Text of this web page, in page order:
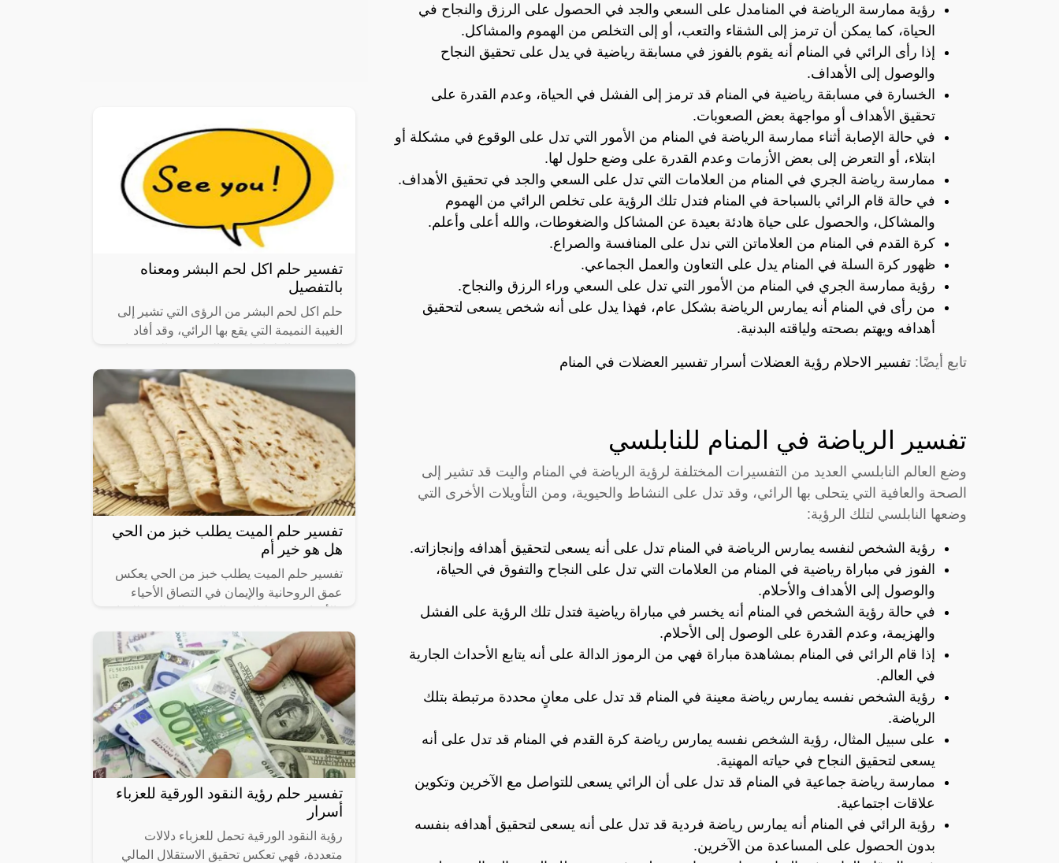
رؤية ممارسة الرياضة في المنامدل على السعي والجد في الحصول على الرزق والنجاح في
الحياة، كما يمكن أن ترمز إلى الشقاء والتعب، أو إلى التخلص من الهموم والمشاكل.
إذا رأى الرائي في المنام أنه يقوم بالفوز في مسابقة رياضية في يدل على تحقيق النجاح
والوصول إلى الأهداف.
الخسارة في مسابقة رياضية في المنام قد ترمز إلى الفشل في الحياة، وعدم القدرة على
تحقيق الأهداف أو مواجهة بعض الصعوبات.
في حالة الإصابة أثناء ممارسة الرياضة في المنام من الأمور التي تدل على الوقوع في مشكلة أو
ابتلاء، أو التعرض إلى بعض الأزمات وعدم القدرة على وضع حلول لها.
ممارسة رياضة الجري في المنام من العلامات التي تدل على السعي والجد في تحقيق الأهداف.
في حالة قام الرائي بالسباحة في المنام فتدل تلك الرؤية على تخلص الرائي من الهموم
والمشاكل، والحصول على حياة هادئة بعيدة عن المشاكل والضغوطات، والله أعلى وأعلم.
كرة القدم في المنام من العلاماتن التي ندل على المنافسة والصراع.
ظهور كرة السلة في المنام يدل على التعاون والعمل الجماعي.
رؤية ممارسة الجري في المنام من الأمور التي تدل على السعي وراء الرزق والنجاح.
من رأى في المنام أنه يمارس الرياضة بشكل عام، فهذا يدل على أنه شخص يسعى لتحقيق
أهدافه ويهتم بصحته ولياقته البدنية.
تابع أيضًا: تفسير الاحلام رؤية العضلات أسرار تفسير العضلات في المنام
تفسير الرياضة في المنام للنابلسي
وضع العالم النابلسي العديد من التفسيرات المختلفة لرؤية الرياضة في المنام واليت قد تشير إلى
الصحة والعافية التي يتحلى بها الرائي، وقد تدل على النشاط والحيوية، ومن التأويلات الأخرى التي
وضعها النابلسي لتلك الرؤية:
رؤية الشخص لنفسه يمارس الرياضة في المنام تدل على أنه يسعى لتحقيق أهدافه وإنجازاته.
الفوز في مباراة رياضية في المنام من العلامات التي تدل على النجاح والتفوق في الحياة،
والوصول إلى الأهداف والأحلام.
في حالة رؤية الشخص في المنام أنه يخسر في مباراة رياضية فتدل تلك الرؤية على الفشل
والهزيمة، وعدم القدرة على الوصول إلى الأحلام.
إذا قام الرائي في المنام بمشاهدة مباراة فهي من الرموز الدالة على أنه يتابع الأحداث الجارية
في العالم.
رؤية الشخص نفسه يمارس رياضة معينة في المنام قد تدل على معانٍ محددة مرتبطة بتلك
الرياضة.
على سبيل المثال، رؤية الشخص نفسه يمارس رياضة كرة القدم في المنام قد تدل على أنه
يسعى لتحقيق النجاح في حياته المهنية.
ممارسة رياضة جماعية في المنام قد تدل على أن الرائي يسعى للتواصل مع الآخرين وتكوين
علاقات اجتماعية.
رؤية الرائي في المنام أنه يمارس رياضة فردية قد تدل على أنه يسعى لتحقيق أهدافه بنفسه
بدون الحصول على المساعدة من الآخرين.
تفسير حلم اكل لحم البشر ومعناه
بالتفصيل
حلم اكل لحم البشر من الرؤى التي تشير إلى
الغيبة النميمة التي يقع بها الرائي، وقد أفاد
والتي تختلف باختلاف حالة
تفسير حلم الميت يطلب خبز من الحي
هل هو خير أم
تفسير حلم الميت يطلب خبز من الحي يعكس
عمق الروحانية والإيمان في التصاق الأحياء
والتغذية الروحية. يُظهر هذا الحلم
تفسير حلم رؤية النقود الورقية للعزباء
أسرار
رؤية النقود الورقية تحمل للعزباء دلالات
متعددة، فهي تعكس تحقيق الاستقلال المالي